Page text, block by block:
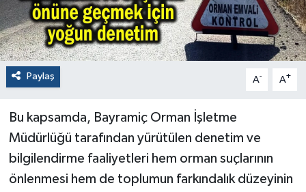
Paylaş A- A+
Bu kapsamda, Bayramiç Orman İşletme
Müdürlüğü tarafından yürütülen denetim ve
bilgilendirme faaliyetleri hem orman suçlarının
önlenmesi hem de toplumun farkındalık düzeyinin